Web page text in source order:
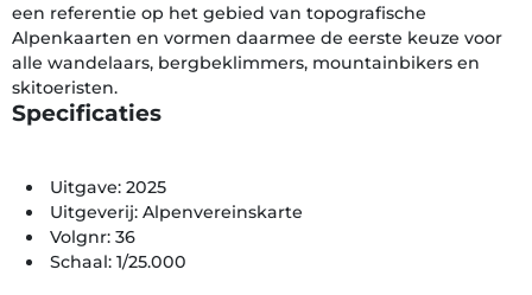
een referentie op het gebied van topografische
Alpenkaarten en vormen daarmee de eerste keuze voor
alle wandelaars, bergbeklimmers, mountainbikers en
skitoeristen.
Specificaties
Uitgave: 2025
Uitgeverij: Alpenvereinskarte
Volgnr: 36
Schaal: 1/25.000